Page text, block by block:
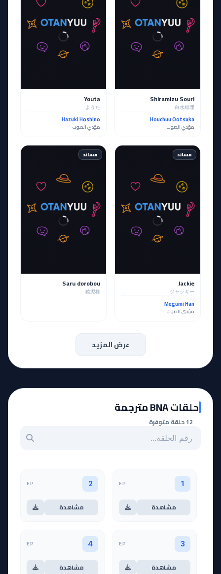
Shiramizu Souri
白水総理
Houchuu Ootsuka
مؤدي الصوت
Youta
ようた
Hazuki Hoshino
مؤدي الصوت
مساند
Jackie
ジャッキー
Megumi Han
مؤدي الصوت
مساند
Saru dorobou
猿泥棒
عرض المزيد
حلقات BNA مترجمة
12 حلقة متوفرة
بحث عن حلقة بالرقم
1
EP
مشاهدة
2
EP
مشاهدة
3
EP
مشاهدة
4
EP
مشاهدة